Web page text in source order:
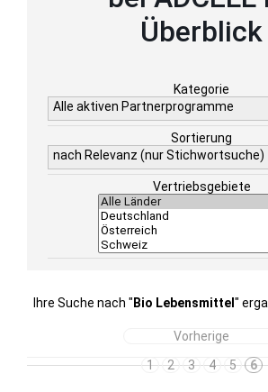
Überblick
Kategorie
Alle aktiven Partnerprogramme
Sortierung
nach Relevanz (nur Stichwortsuche)
Vertriebsgebiete
Ihre Suche nach " Bio Lebensmittel "
Vorherige
1
2 3 4 5 6